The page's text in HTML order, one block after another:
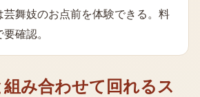
芸舞妓のお点前を体験できる。料
確認。
組み合わせて回れるス